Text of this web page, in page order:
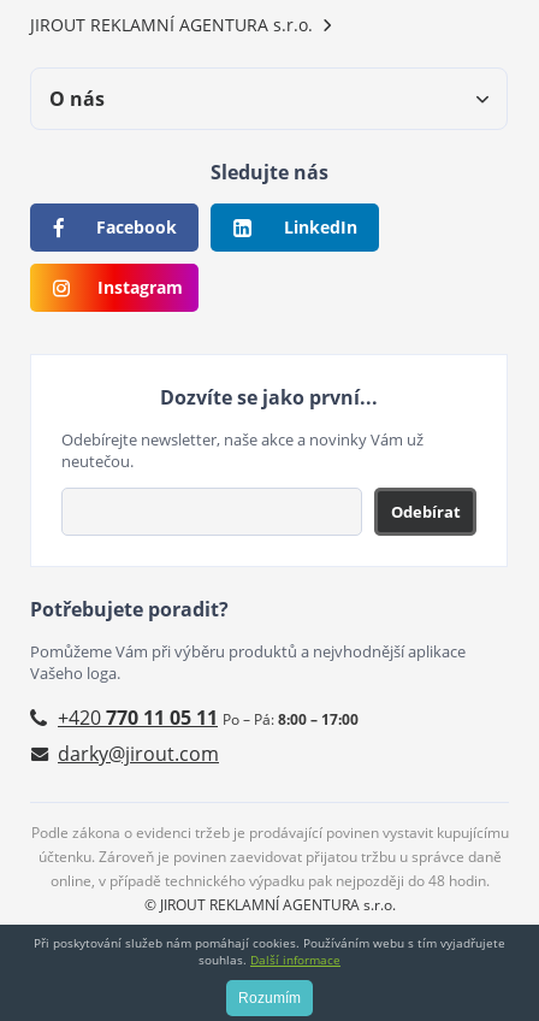
JIROUT REKLAMNÍ AGENTURA s.r.o.
O nás
Sledujte nás
Facebook LinkedIn
Instagram
Dozvíte se jako první...
Odebírejte newsletter, naše akce a novinky Vám už
neutečou.
Odebírat
Potřebujete poradit?
Pomůžeme Vám při výběru produktů a nejvhodnější aplikace
Vašeho loga.
+420770 11 05 11 Po – Pá:8:00 – 17:00
darky@jirout.com
Podle zákona o evidenci tržeb je prodávající povinen vystavit kupujícímu
účtenku. Zároveň je povinen zaevidovat přijatou tržbu u správce daně
online, v případě technického výpadku pak nejpozději do 48 hodin.
© JIROUT REKLAMNÍ AGENTURA s.r.o.
Při poskytování služeb nám pomáhají cookies. Používáním webu s tím vyjadřujete
souhlas. Další informace
Rozumím